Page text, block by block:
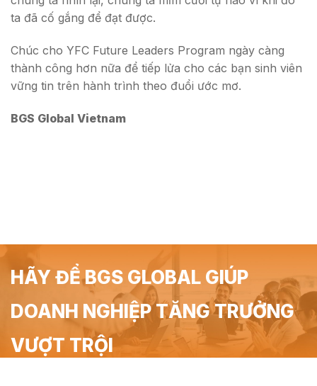
ta đã cố gắng để đạt được.
Chúc cho YFC Future Leaders Program ngày càng
thành công hơn nữa để tiếp lửa cho các bạn sinh viên
vững tin trên hành trình theo đuổi ước mơ.
BGS Global Vietnam
HÃY ĐỂ BGS GLOBAL GIÚP
DOANH NGHIỆP TĂNG TRƯỞNG
VƯỢT TRỘI